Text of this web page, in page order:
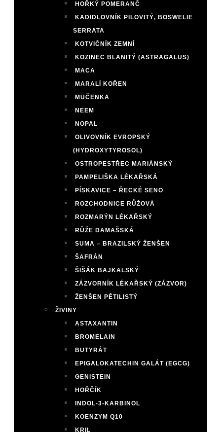
HOŘKÝ POMERANČ
KADIDLOVNÍK PILOVITÝ, BOSWELIE
SERRATA
KOTVIČNÍK ZEMNÍ
KOZINEC BLANITÝ (ASTRAGALUS)
MACA
MARALÍ KOŘEN
MUČENKA
NEEM
NOPAL
OLIVOVNÍK EVROPSKÝ
(HYDROXYTYROSOL)
OSTROPESTŘEC MARIÁNSKÝ
PAMPELIŠKA LÉKAŘSKÁ
PÍSKAVICE – ŘECKÉ SENO
ROZCHODNICE RŮŽOVÁ
ROZMARÝN LÉKAŘSKÝ
RŮŽE DAMAŠSKÁ
SUMA – BRAZILSKÝ ŽENŠEN
ŠAFRÁN
ŠIŠÁK BAJKALSKÝ
ZÁZVORNÍK LÉKAŘSKÝ (ZÁZVOR)
ŽENŠEN PĚTILISTÝ
ŽIVINY
ASTAXANTIN
BROMELAIN
BUTYRÁT
EPIGALOKATECHIN GALÁT (EGCG)
GENISTEIN
HOŘČÍK
INDOL-3-KARBINOL
KOENZYM Q10
KRIL